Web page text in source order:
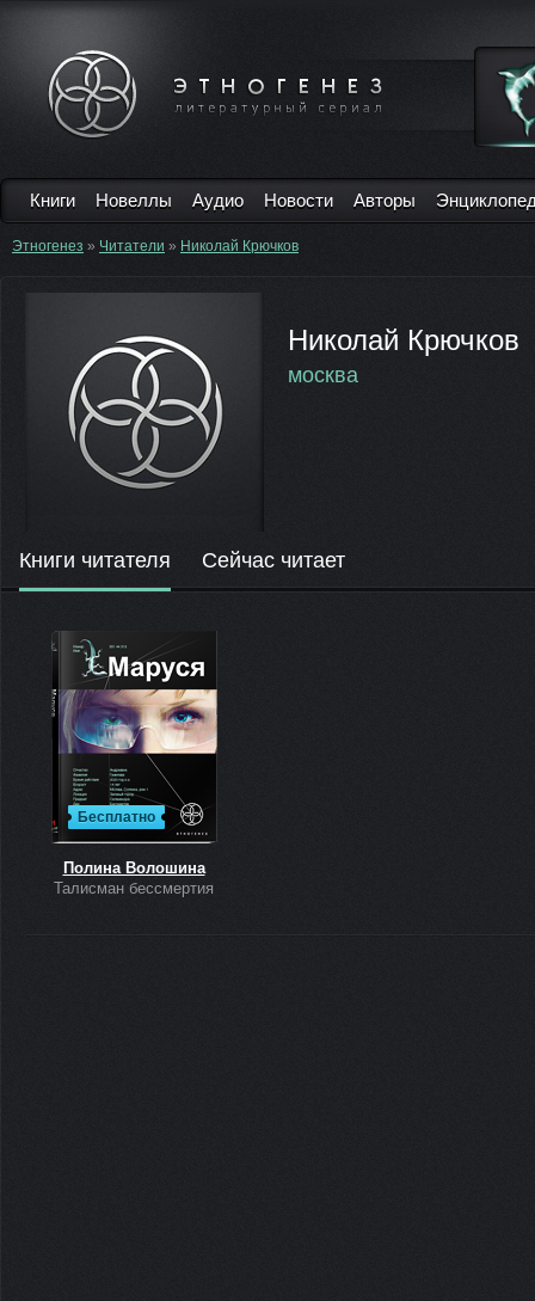
Книги Новеллы Аудио Новости Авторы
Этногенез » Читатели » Николай Крючков
Николай Крючков
москва
Книги читателя Сейчас читает
Бесплатно
Полина Волошина
Талисман бессмертия